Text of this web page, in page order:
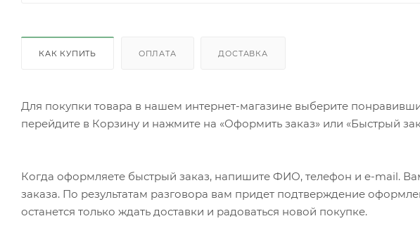
КАК КУПИТЬ ОПЛАТА ДОСТАВКА
Для покупки товара в нашем интернет-магазине выберите
перейдите в Корзину и нажмите на «Оформить заказ» или «Быстрый
Когда оформляете быстрый заказ, напишите ФИО, телефон и e-mail.
заказа. По результатам разговора вам придет подтверждение
останется только ждать доставки и радоваться новой покупке.